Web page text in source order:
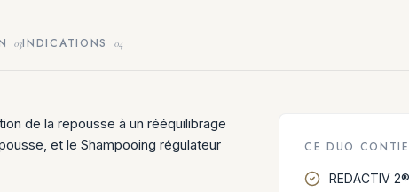
03INDICATIONS 04
de la repousse à un rééquilibrage
et le Shampooing régulateur
CE DUO
REDACTIV